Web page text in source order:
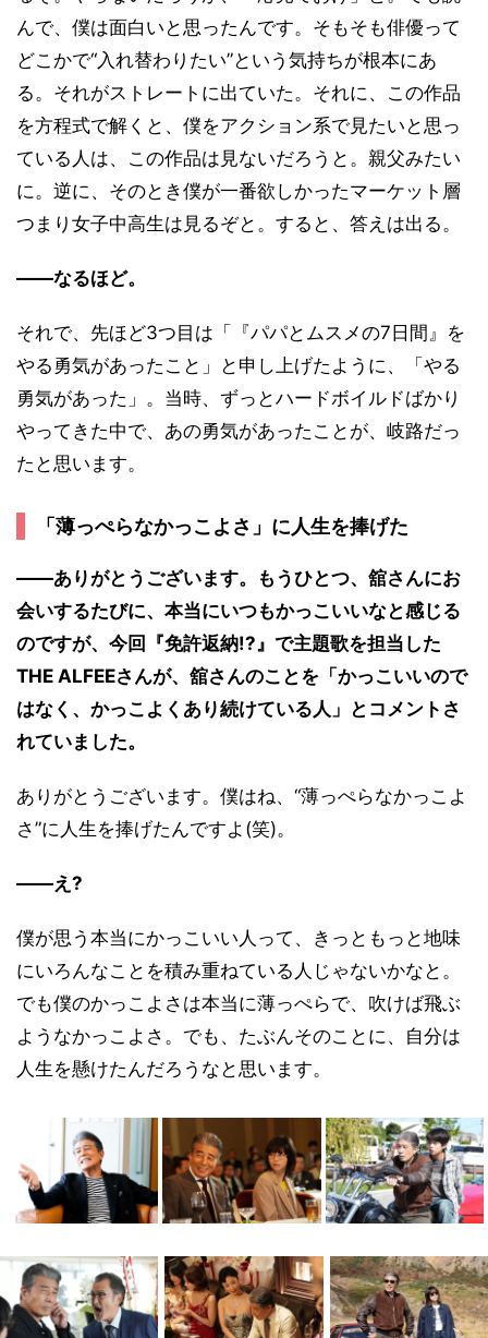
んで、僕は面白いと思ったんです。そもそも俳優って
どこかで“入れ替わりたい”という気持ちが根本にあ
る。それがストレートに出ていた。それに、この作品
を方程式で解くと、僕をアクション系で見たいと思っ
ている人は、この作品は見ないだろうと。親父みたい
に。逆に、そのとき僕が一番欲しかったマーケット層
つまり女子中高生は見るぞと。すると、答えは出る。
――なるほど。
それで、先ほど3つ目は「『パパとムスメの7日間』を
やる勇気があったこと」と申し上げたように、「やる
勇気があった」。当時、ずっとハードボイルドばかり
やってきた中で、あの勇気があったことが、岐路だっ
たと思います。
「薄っぺらなかっこよさ」に人生を捧げた
――ありがとうございます。もうひとつ、舘さんにお
会いするたびに、本当にいつもかっこいいなと感じる
のですが、今回『免許返納!?』で主題歌を担当した
THE ALFEEさんが、舘さんのことを「かっこいいので
はなく、かっこよくあり続けている人」とコメントさ
れていました。
ありがとうございます。僕はね、“薄っぺらなかっこよ
さ”に人生を捧げたんですよ(笑)。
――え?
僕が思う本当にかっこいい人って、きっともっと地味
にいろんなことを積み重ねている人じゃないかなと。
でも僕のかっこよさは本当に薄っぺらで、吹けば飛ぶ
ようなかっこよさ。でも、たぶんそのことに、自分は
人生を懸けたんだろうなと思います。